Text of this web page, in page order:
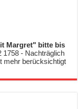
Margret" bitte bis
1758 - Nachträglich
mehr berücksichtigt